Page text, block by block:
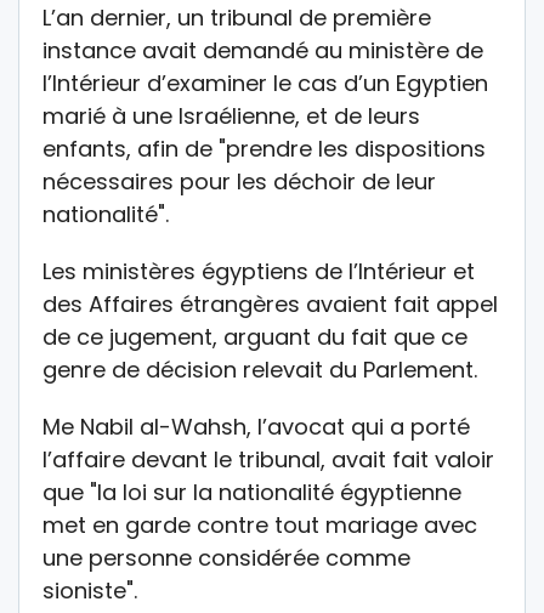
L’an dernier, un tribunal de première
instance avait demandé au ministère de
l’Intérieur d’examiner le cas d’un Egyptien
marié à une Israélienne, et de leurs
enfants, afin de "prendre les dispositions
nécessaires pour les déchoir de leur
nationalité".
Les ministères égyptiens de l’Intérieur et
des Affaires étrangères avaient fait appel
de ce jugement, arguant du fait que ce
genre de décision relevait du Parlement.
Me Nabil al-Wahsh, l’avocat qui a porté
l’affaire devant le tribunal, avait fait valoir
que "la loi sur la nationalité égyptienne
met en garde contre tout mariage avec
une personne considérée comme
sioniste".